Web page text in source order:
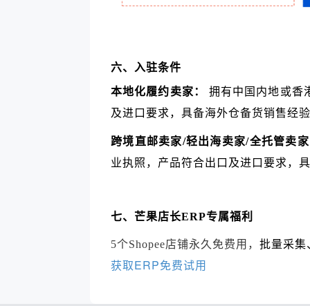
六、入驻条件
本地化履约卖家：
拥有中国内地或香
及进口要求，具备海外仓备货销售经
跨境直邮卖家/轻出海卖家/全托管卖
业执照，产品符合出口及进口要求，
七、芒果店长ERP专属福利
5个Shopee店铺永久免费用， 批量采集
获取ERP免费试用